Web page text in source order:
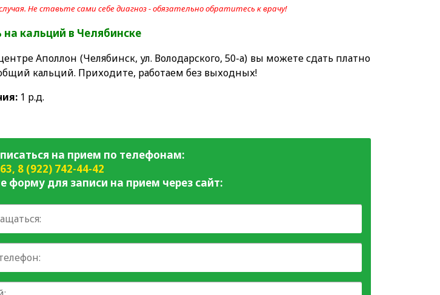
Не ставьте сами себе диагноз - обязательно обратитесь к врачу!
на кальций в Челябинске
Аполлон (Челябинск, ул. Володарского, 50-а) вы можете сдать платно
кальций. Приходите, работаем без выходных!
1 р.д.
на прием по телефонам:
, 8 (922) 742-44-42
форму для записи на прием через сайт: